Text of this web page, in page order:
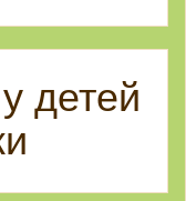
детей